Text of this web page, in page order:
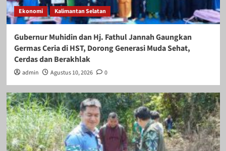
Ekonomi Kalimantan Selatan
Gubernur Muhidin dan Hj. Fathul Jannah Gaungkan
Germas Ceria di HST, Dorong Generasi Muda Sehat,
Cerdas dan Berakhlak
admin Agustus 10, 2026 0